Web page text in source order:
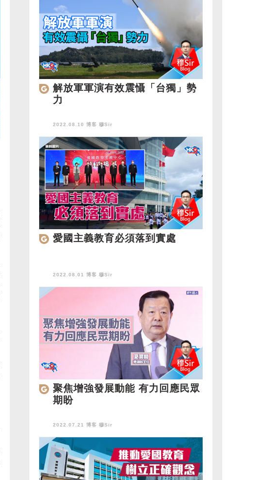
解放軍軍演有效震懾「台獨」勢
力
2022.08.10 博客 穆Sir
愛國主義教育必須落到實處
2022.08.01 博客 穆Sir
聚焦增強發展動能 有力回應民眾
期盼
2022.07.21 博客 穆Sir